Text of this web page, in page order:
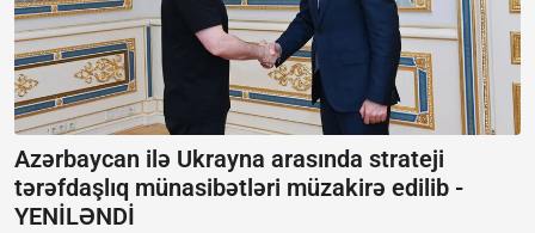
Azərbaycan ilə Ukrayna arasında strateji
tərəfdaşlıq münasibətləri müzakirə edilib -
YENİLƏNDİ